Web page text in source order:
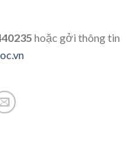
hoặc gởi thông tin